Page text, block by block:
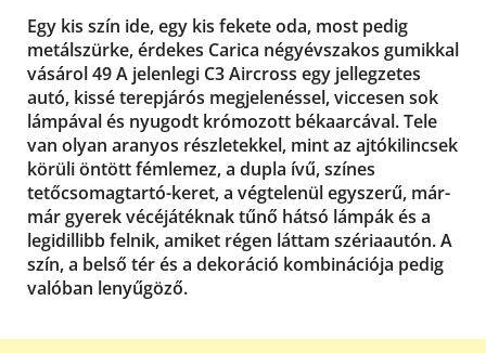
Egy kis szín ide, egy kis fekete oda, most pedig
metálszürke, érdekes Carica négyévszakos gumikkal
vásárol 49 A jelenlegi C3 Aircross egy jellegzetes
autó, kissé terepjárós megjelenéssel, viccesen sok
lámpával és nyugodt krómozott békaarcával. Tele
van olyan aranyos részletekkel, mint az ajtókilincsek
körüli öntött fémlemez, a dupla ívű, színes
tetőcsomagtartó-keret, a végtelenül egyszerű, már-
már gyerek vécéjátéknak tűnő hátsó lámpák és a
legidillibb felnik, amiket régen láttam szériaautón. A
szín, a belső tér és a dekoráció kombinációja pedig
valóban lenyűgöző.